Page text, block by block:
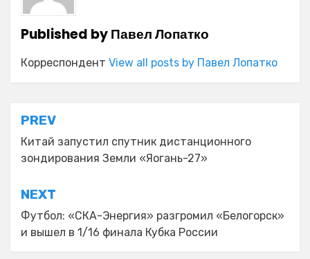
Published byПавел Лопатко
Корреспондент View all posts by Павел Лопатко
Навигация
по
записям
PREV
Китай запустил спутник дистанционного
зондирования Земли «Яогань-27»
NEXT
Футбол: «СКА-Энергия» разгромил «Белогорск»
и вышел в 1/16 финала Кубка России